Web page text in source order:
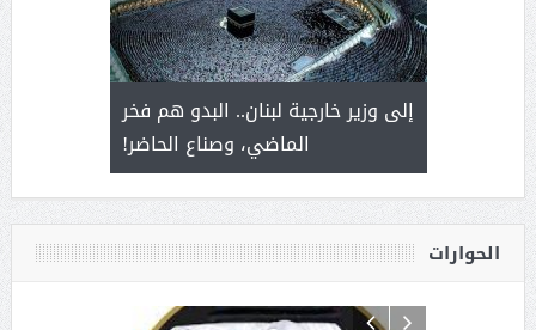
سلمان
إلى وزير خارجية لبنان.. البدو هم فخر
الماضي، وصناع الحاضر!
يحمل
من عشق
الحوارات